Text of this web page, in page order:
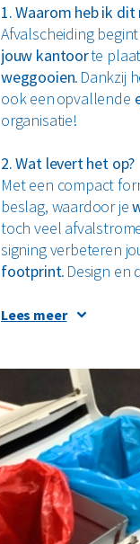
1. Waarom heb ik dit
Afvalscheiding
jouw kantoorte
weggooien. Dankzij
ook een opvallende
organisatie!
2. Wat levert het op?
Met een compact
beslag, waardoor je
toch veel
signing verbeteren
footprint. Design en
3. Hoe is het
indeling eenvoudig
afval behoeften.
Lees meer